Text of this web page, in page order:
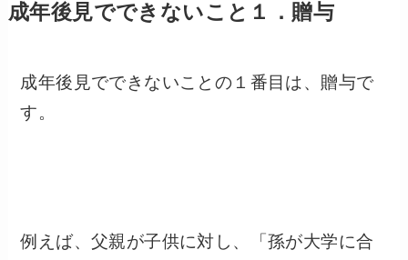
成年後見でできないこと１．贈与
成年後見でできないことの１番目は、贈与で
す。
例えば、父親が子供に対し、「孫が大学に合